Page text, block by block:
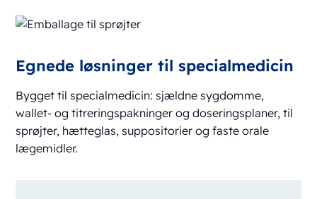
Egnede løsninger til specialmedicin
Bygget til specialmedicin: sjældne sygdomme,
wallet- og titreringspakninger og doseringsplaner, til
sprøjter, hætteglas, suppositorier og faste orale
lægemidler.